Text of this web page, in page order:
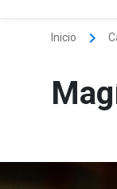
Inicio keyboard_arrow_right